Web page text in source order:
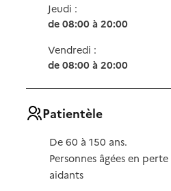
Jeudi :
de 08:00 à 20:00
Vendredi :
de 08:00 à 20:00
Patientèle
De 60 à 150 ans.
Personnes âgées en
aidants